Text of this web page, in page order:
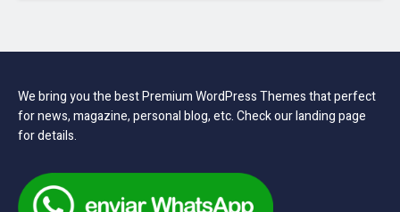
We bring you the best Premium WordPress Themes that perfect
for news, magazine, personal blog, etc. Check our landing page
for details.